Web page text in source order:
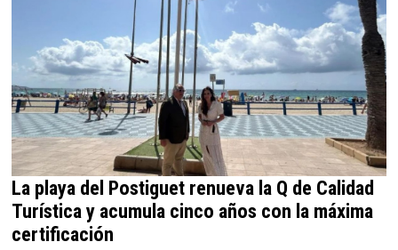
La playa del Postiguet renueva la Q de Calidad
Turística y acumula cinco años con la máxima
certificación